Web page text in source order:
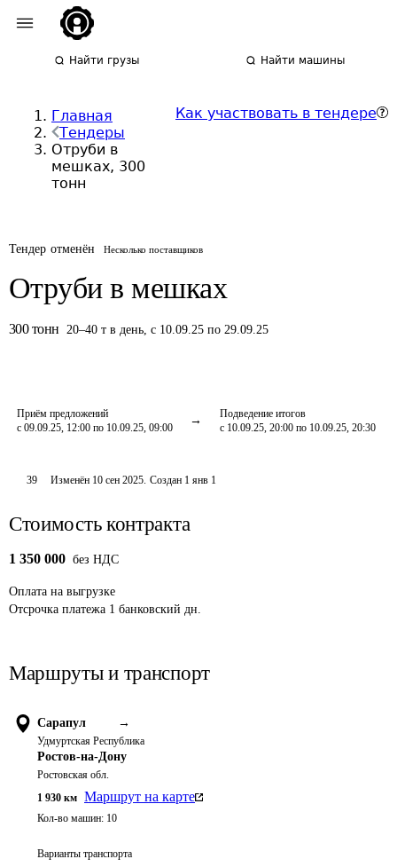
Найти грузы Найти машины
Главная
Тендеры
Отруби в
мешках, 300
тонн
Как участвовать в тендере
Тендер отменён Несколько поставщиков
Отруби в мешках
300 тонн 20–40 т в день, с 10.09.25 по 29.09.25
Приём предложений
с 09.09.25, 12:00 по 10.09.25, 09:00
Подведение итогов
с 10.09.25, 20:00 по 10.09.25, 20:30
39 Изменён 10 сен 2025. Создан 1 янв 1
Стоимость контракта
1 350 000 без НДС
Оплата на выгрузке
Отсрочка платежа 1 банковский дн.
Маршруты и транспорт
Сарапул →
Удмуртская Республика
Ростов-на-Дону
Ростовская обл.
1 930 км Маршрут на карте
Кол-во машин: 10
Варианты транспорта